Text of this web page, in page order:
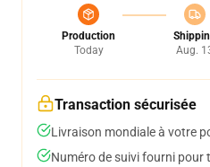
Production
Today
Aug.
Transaction sécurisée
Livraison mondiale à votre
Numéro de suivi fourni pour